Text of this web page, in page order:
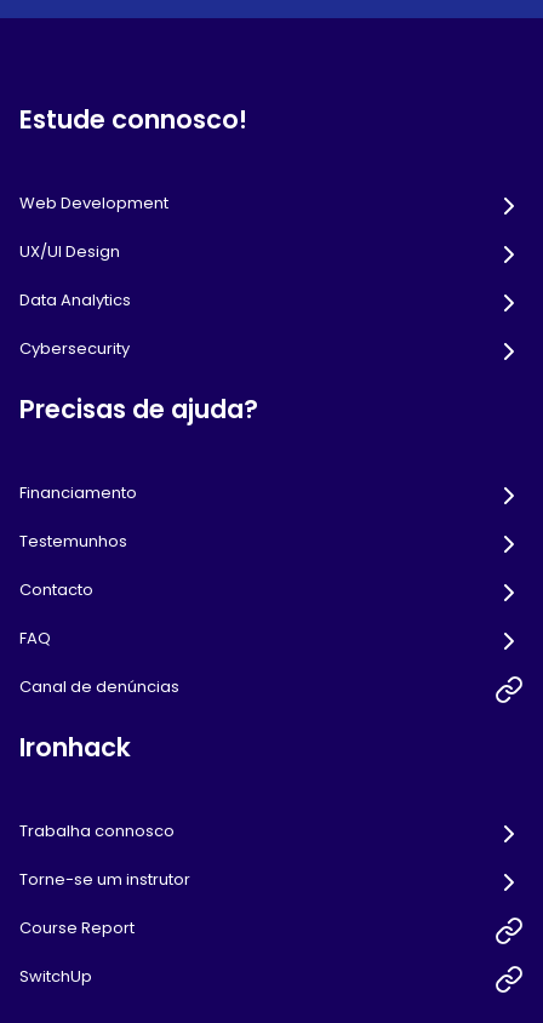
Estude connosco!
Web Development
UX/UI Design
Data Analytics
Cybersecurity
Precisas de ajuda?
Financiamento
Testemunhos
Contacto
FAQ
Canal de denúncias
Ironhack
Trabalha connosco
Torne-se um instrutor
Course Report
SwitchUp